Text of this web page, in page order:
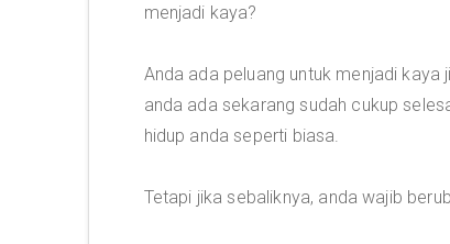
menjadi kaya?
Anda ada peluang untuk menjadi
anda ada sekarang sudah cukup
hidup anda seperti biasa.
Tetapi jika sebaliknya, anda wajib